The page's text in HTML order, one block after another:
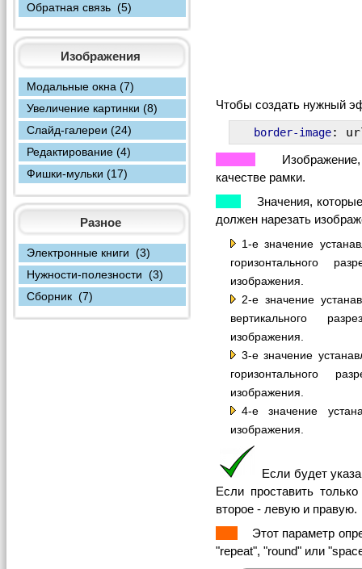
Обратная связь (5)
Изображения
Модальные окна (7)
Увеличение картинки (8)
Слайд-галереи (24)
Редактирование (4)
Фишки-мульки (17)
Разное
Электронные книги (3)
Нужности-полезности (3)
Сборник (7)
Чтобы создать нужный
border-image:
Изображение,
качестве рамки.
Значения, которые
должен нарезать
1-е значение
горизонтального
изображения.
2-е значение
вертикального
изображения.
3-е значение
горизонтального
изображения.
4-е значение
изображения.
Если будет
Если проставить
второе - левую и правую.
Этот параметр
"repeat", "round" или